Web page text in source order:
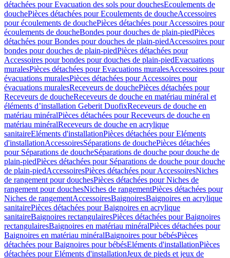
détachées pour Evacuation des sols pour douchesEcoulements de
douchePièces détachées pour Ecoulements de doucheAccessoires
pour écoulements de douchePièces détachées pour Accessoires pour
écoulements de doucheBondes pour douches de plain-piedPièces
détachées pour Bondes pour douches de plain-piedAccessoires pour
bondes pour douches de plain-piedPièces détachées pour
Accessoires pour bondes pour douches de plain-piedEvacuations
muralesPièces détachées pour Evacuations muralesAccessoires pour
évacuations muralesPièces détachées pour Accessoires pour
évacuations muralesReceveurs de douchePièces détachées pour
Receveurs de doucheReceveurs de douche en matériau minéral et
éléments d’installation Geberit DuofixReceveurs de douche en
matériau minéralPièces détachées pour Receveurs de douche en
matériau minéralReceveurs de douche en acrylique
sanitaireEléments d'installationPièces détachées pour Eléments
d'installationAccessoiresSéparations de douchePièces détachées
pour Séparations de doucheSéparations de douche pour douche de
plain-piedPièces détachées pour Séparations de douche pour douche
de plain-piedAccessoiresPièces détachées pour AccessoiresNiches
de rangement pour douchesPièces détachées pour Niches de
rangement pour douchesNiches de rangementPièces détachées pour
Niches de rangementAccessoiresBaignoiresBaignoires en acrylique
sanitairePièces détachées pour Baignoires en acrylique
sanitaireBaignoires rectangulairesPièces détachées pour Baignoires
rectangulairesBaignoires en matériau minéralPièces détachées pour
Baignoires en matériau minéralBaignoires pour bébésPièces
détachées pour Baignoires pour bébésEléments d'installationPièces
détachées pour Eléments d'installationJeux de pieds et jeux de